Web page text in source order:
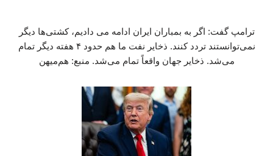
ترامپ گفت: اگر به بمباران ایران ادامه می دادیم، کشتی‌ها دیگر
نمی‌توانستند تردد کنند. ذخایر نفت ما هم حدود ۴ هفته دیگر تمام
می‌شد. ذخایر جهان واقعاً تمام می‌شد. منبع: هم‌میهن